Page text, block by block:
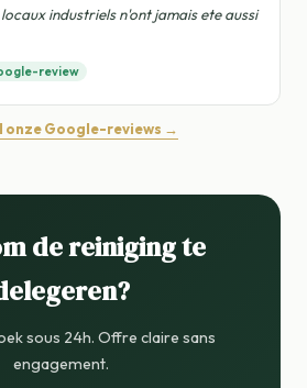
industriels n'ont jamais ete aussi
review
onze Google-reviews →
de reiniging te
sous 24h. Offre claire sans
engagement.